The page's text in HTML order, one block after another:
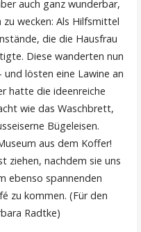
auch ganz wunderbar,
zu wecken: Als Hilfsmittel
die die Hausfrau
Diese wanderten nun
lösten eine Lawine an
hatte die ideenreiche
wie das Waschbrett,
Bügeleisen.
aus dem Koffer!
ziehen, nachdem sie uns
ebenso spannenden
zu kommen. (Für den
Radtke)